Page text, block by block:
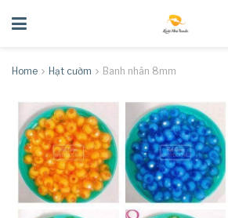
Home Hạt cườm Banh nhân 8mm